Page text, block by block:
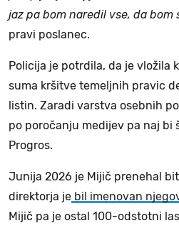
jaz pa bom naredil vse, da bom
pravi poslanec.
Policija je potrdila, da je vložila
suma kršitve temeljnih pravic
listin. Zaradi varstva osebnih
po poročanju medijev pa naj bi
Progros.
Junija 2026 je Mijič prenehal
direktorja je bil imenovan
Mijič pa je ostal 100-odstotni